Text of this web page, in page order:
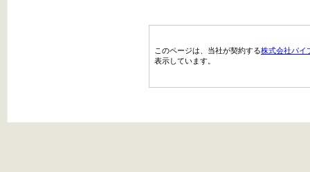
このページは、当社が契約する株式会社パイ
表示しています。